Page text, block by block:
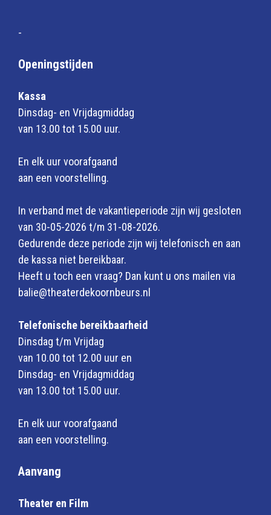
-
Openingstijden
Kassa
Dinsdag- en Vrijdagmiddag
van 13.00 tot 15.00 uur.
En elk uur voorafgaand
aan een voorstelling.
In verband met de vakantieperiode zijn wij gesloten
van 30-05-2026 t/m 31-08-2026.
Gedurende deze periode zijn wij telefonisch en aan
de kassa niet bereikbaar.
Heeft u toch een vraag? Dan kunt u ons mailen via
balie@theaterdekoornbeurs.nl
Telefonische bereikbaarheid
Dinsdag t/m Vrijdag
van 10.00 tot 12.00 uur en
Dinsdag- en Vrijdagmiddag
van 13.00 tot 15.00 uur.
En elk uur voorafgaand
aan een voorstelling.
Aanvang
Theater en Film